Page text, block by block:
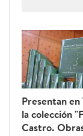
por la
prestigio
Presentan
la colección
Castro.